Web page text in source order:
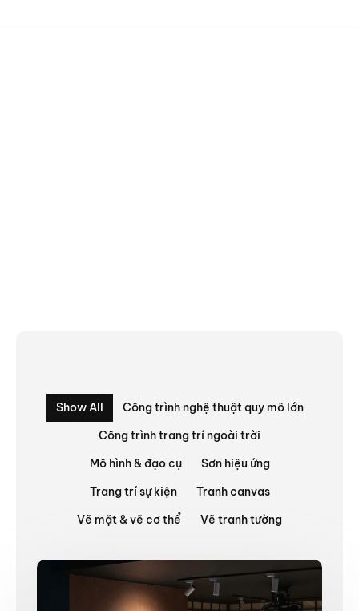
Show All
Công trình nghệ thuật quy mô lớn
Công trình trang trí ngoài trời
Mô hình & đạo cụ
Sơn hiệu ứng
Trang trí sự kiện
Tranh canvas
Vẽ mặt & vẽ cơ thể
Vẽ tranh tường